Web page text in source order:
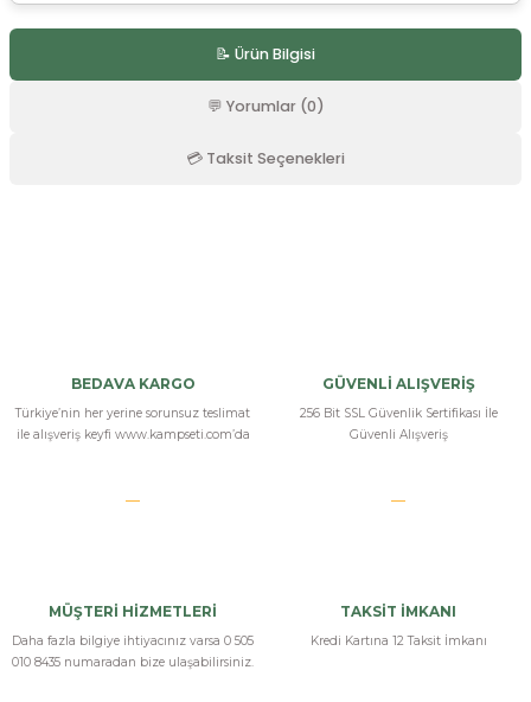
📝 Ürün Bilgisi
💬 Yorumlar (0)
💳 Taksit Seçenekleri
BEDAVA KARGO
Türkiye’nin her yerine sorunsuz teslimat
ile alışveriş keyfi www.kampseti.com’da
GÜVENLİ ALIŞVERİŞ
256 Bit SSL Güvenlik Sertifikası İle
Güvenli Alışveriş
MÜŞTERİ HİZMETLERİ
Daha fazla bilgiye ihtiyacınız varsa 0 505
010 8435 numaradan bize ulaşabilirsiniz.
TAKSİT İMKANI
Kredi Kartına 12 Taksit İmkanı